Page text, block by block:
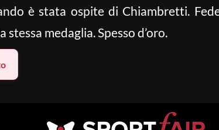
è stata ospite di Chiambretti.
stessa medaglia. Spesso d’oro.